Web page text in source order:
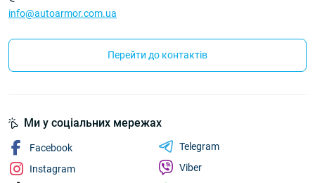
info@autoarmor.com.ua
Перейти до контактів
Ми у соціальних мережах
Facebook
Instagram
Telegram
Viber